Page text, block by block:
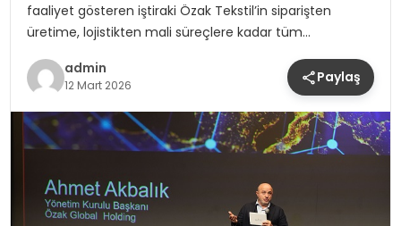
faaliyet gösteren iştiraki Özak Tekstil’in siparişten
üretime, lojistikten mali süreçlere kadar tüm…
admin
12 Mart 2026 Paylaş